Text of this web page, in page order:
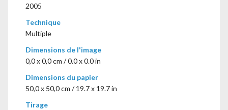
2005
Technique
Multiple
Dimensions de l'image
0,0 x 0,0 cm / 0.0 x 0.0 in
Dimensions du papier
50,0 x 50,0 cm / 19.7 x 19.7 in
Tirage